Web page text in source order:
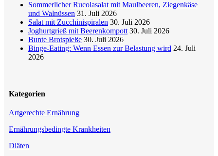
Sommerlicher Rucolasalat mit Maulbeeren, Ziegenkäse
und Walnüssen 31. Juli 2026
Salat mit Zucchinispiralen 30. Juli 2026
Joghurtgrieß mit Beerenkompott 30. Juli 2026
Bunte Brotspieße 30. Juli 2026
Binge-Eating: Wenn Essen zur Belastung wird 24. Juli
2026
Kategorien
Artgerechte Ernährung
Ernährungsbedingte Krankheiten
Diäten